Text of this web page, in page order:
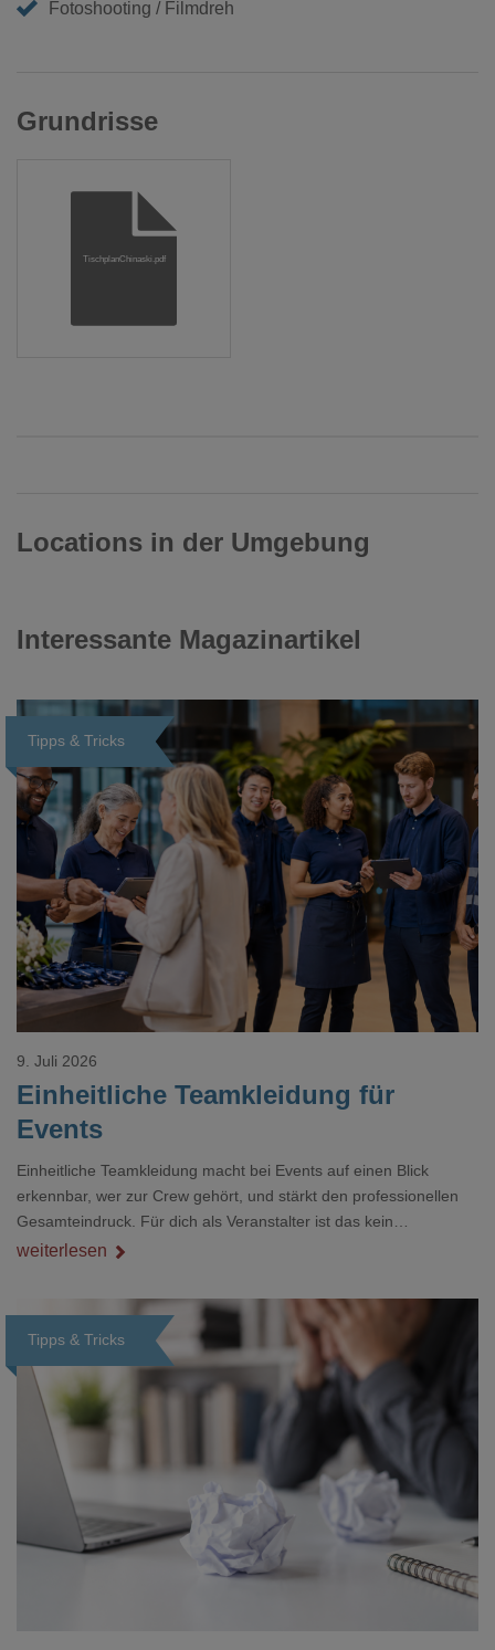
Fotoshooting / Filmdreh
Grundrisse
TischplanChinaski.pdf
Locations in der Umgebung
Interessante Magazinartikel
Tipps & Tricks
Loading...
Einheitliche Teamkleidung für
Events
9. Juli 2026
Einheitliche Teamkleidung macht bei Events auf einen Blick
erkennbar, wer zur Crew gehört, und stärkt den professionellen
Gesamteindruck. Für dich als Veranstalter ist das kein
Nebenthema: Bei Textilien mit Stickerei oder mehreren
weiterlesen
Tipps & Tricks
Loading...